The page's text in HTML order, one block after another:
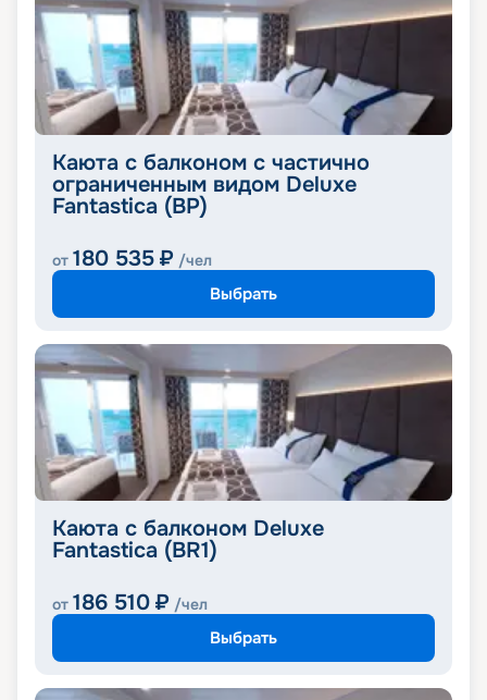
Каюта с балконом с частично
ограниченным видом Deluxe
Fantastica (BP)
от 180 535 ₽ /чел
Выбрать
Каюта с балконом Deluxe
Fantastica (BR1)
от 186 510 ₽ /чел
Выбрать